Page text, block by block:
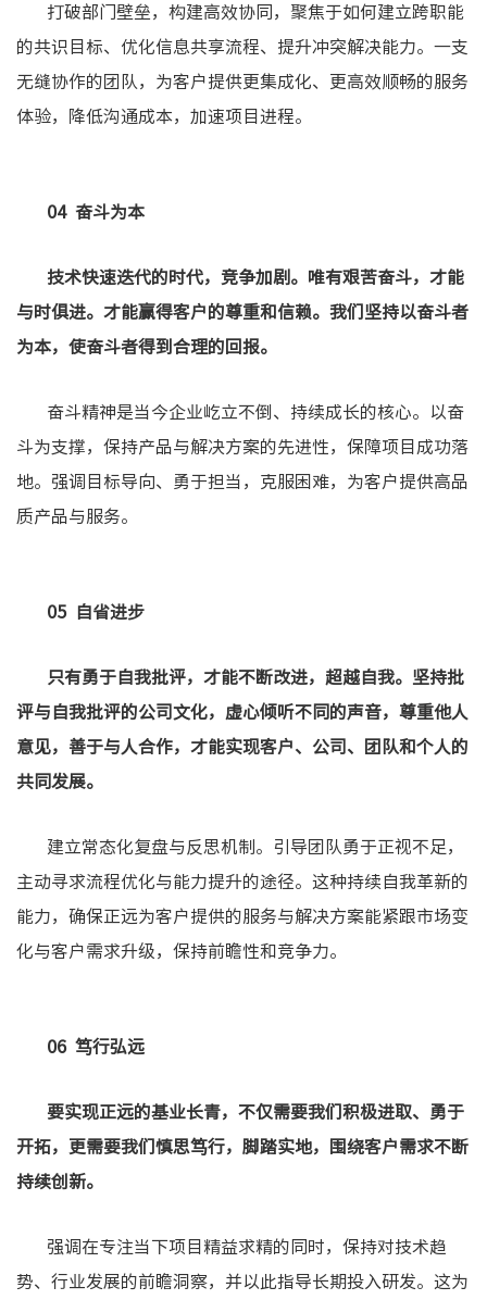
打破部门壁垒，构建高效协同，聚焦于如何建立跨职能
的共识目标、优化信息共享流程、提升冲突解决能力。一支
无缝协作的团队，为客户提供更集成化、更高效顺畅的服务
体验，降低沟通成本，加速项目进程。
04 奋斗为本
技术快速迭代的时代，竞争加剧。唯有艰苦奋斗，才能
与时俱进。才能赢得客户的尊重和信赖。我们坚持以奋斗者
为本，使奋斗者得到合理的回报。
奋斗精神是当今企业屹立不倒、持续成长的核心。以奋
斗为支撑，保持产品与解决方案的先进性，保障项目成功落
地。强调目标导向、勇于担当，克服困难，为客户提供高品
质产品与服务。
05 自省进步
只有勇于自我批评，才能不断改进，超越自我。坚持批
评与自我批评的公司文化，虚心倾听不同的声音，尊重他人
意见，善于与人合作，才能实现客户、公司、团队和个人的
共同发展。
建立常态化复盘与反思机制。引导团队勇于正视不足，
主动寻求流程优化与能力提升的途径。这种持续自我革新的
能力，确保正远为客户提供的服务与解决方案能紧跟市场变
化与客户需求升级，保持前瞻性和竞争力。
06 笃行弘远
要实现正远的基业长青，不仅需要我们积极进取、勇于
开拓，更需要我们慎思笃行，脚踏实地，围绕客户需求不断
持续创新。
强调在专注当下项目精益求精的同时，保持对技术趋
势、行业发展的前瞻洞察，并以此指导长期投入研发。这为